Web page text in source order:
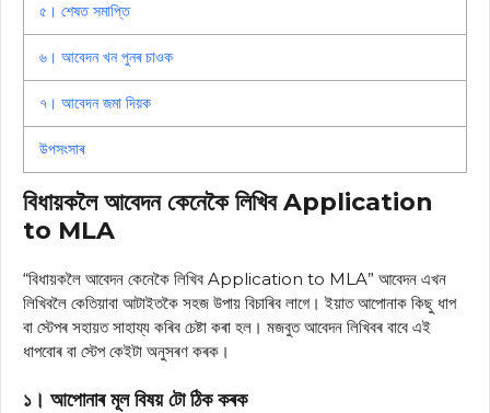
৫। শেষত সমাপ্তি
৬। আবেদন খন পুনৰ চাওক
৭। আবেদন জমা দিয়ক
উপসংসাৰ
বিধায়কলৈ আবেদন কেনেকৈ লিখিব Application
to MLA
“বিধায়কলৈ আবেদন কেনেকৈ লিখিব Application to MLA” আবেদন এখন
লিখিবলৈ কেতিয়াবা আটাইতকৈ সহজ উপায় বিচাৰিব লাগে। ইয়াত আপোনাক কিছু ধাপ
বা স্টেপৰ সহায়ত সাহায্য কৰিব চেষ্টা কৰা হল। মজবুত আবেদন লিখিবৰ বাবে এই
ধাপবোৰ বা স্টেপ কেইটা অনুসৰণ কৰক।
১। আপোনাৰ মূল বিষয় টো ঠিক কৰক